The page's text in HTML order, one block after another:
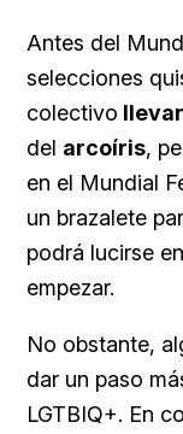
Antes del
selecciones
colectivo
del arcoíris,
en el Mundial
un brazalete
podrá lucirse
empezar.
No obstante,
dar un paso
LGTBIQ+. En